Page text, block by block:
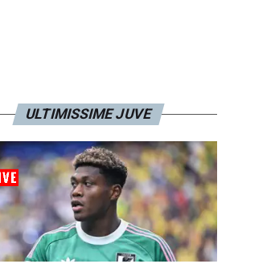
ULTIMISSIME JUVE